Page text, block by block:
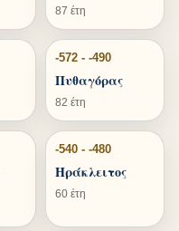
87 έτη
-572 - -490
Πυθαγόρας
82 έτη
-540 - -480
Ηράκλειτος
60 έτη